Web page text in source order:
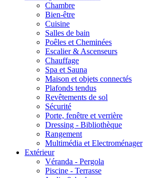
Chambre
Bien-être
Cuisine
Salles de bain
Poêles et Cheminées
Escalier & Ascenseurs
Chauffage
Spa et Sauna
Maison et objets connectés
Plafonds tendus
Revêtements de sol
Sécurité
Porte, fenêtre et verrière
Dressing - Bibliothèque
Rangement
Multimédia et Electroménager
Extérieur
Véranda - Pergola
Piscine - Terrasse